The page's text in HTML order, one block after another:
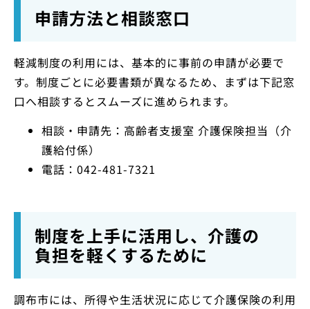
申請方法と相談窓口
軽減制度の利用には、基本的に事前の申請が必要で
す。制度ごとに必要書類が異なるため、まずは下記窓
口へ相談するとスムーズに進められます。
相談・申請先：高齢者支援室 介護保険担当（介
護給付係）
電話：042-481-7321
制度を上手に活用し、介護の
負担を軽くするために
調布市には、所得や生活状況に応じて介護保険の利用